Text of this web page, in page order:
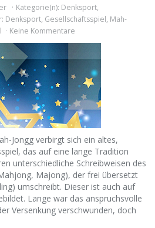
Kategorie(n): Denksport,
Denksport, Gesellschaftsspiel, Mah-
Keine Kommentare
Jongg verbirgt sich ein altes,
das auf eine lange Tradition
unterschiedliche Schreibweisen des
Majong), der frei übersetzt
umschreibt. Dieser ist auch auf
Lange war das anspruchsvolle
Versenkung verschwunden, doch